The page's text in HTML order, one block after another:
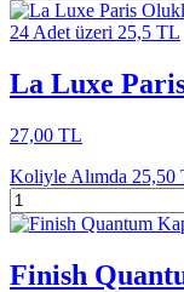
24 Adet üzeri 25,5 TL
La Luxe
27,00 TL
Koliyle Alımda 25,50
Finish